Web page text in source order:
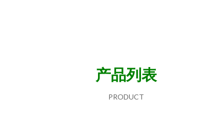
产品列表
PRODUCT